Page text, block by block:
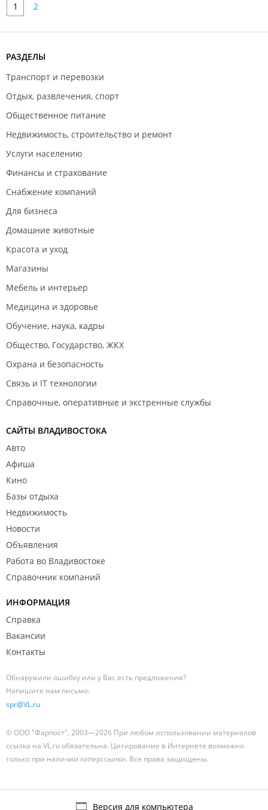
1 2
РАЗДЕЛЫ
Транспорт и перевозки
Отдых, развлечения, спорт
Общественное питание
Недвижимость, строительство и ремонт
Услуги населению
Финансы и страхование
Снабжение компаний
Для бизнеса
Домашние животные
Красота и уход
Магазины
Мебель и интерьер
Медицина и здоровье
Обучение, наука, кадры
Общество, Государство, ЖКХ
Охрана и безопасность
Связь и IT технологии
Справочные, оперативные и экстренные службы
САЙТЫ ВЛАДИВОСТОКА
Авто
Афиша
Кино
Базы отдыха
Недвижимость
Новости
Объявления
Работа во Владивостоке
Справочник компаний
ИНФОРМАЦИЯ
Справка
Вакансии
Контакты
Обнаружили ошибку или у Вас есть предложения?
Напишите нам письмо:
spr@VL.ru
© ООО "Фарпост", 2003—2026 При любом использовании материалов
ссылка на VL.ru обязательна. Цитирование в Интернете возможно
только при наличии гиперссылки. Все права защищены.
Версия для компьютера